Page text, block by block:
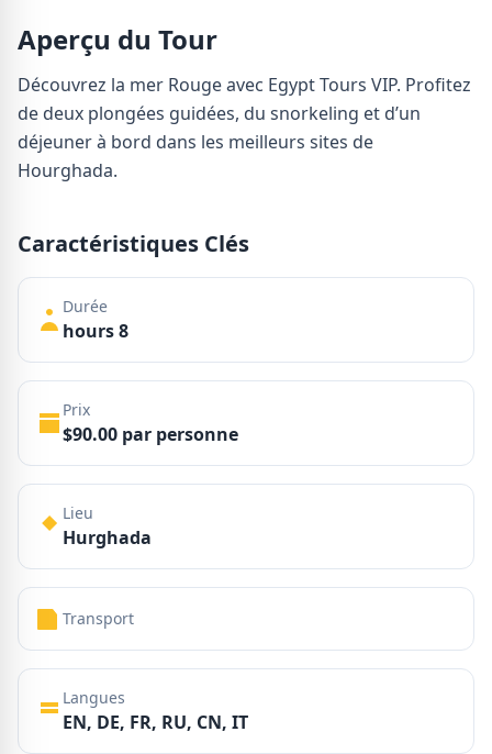
Aperçu du Tour
Découvrez la mer Rouge avec Egypt Tours VIP. Profitez
de deux plongées guidées, du snorkeling et d’un
déjeuner à bord dans les meilleurs sites de
Hourghada.
Caractéristiques Clés
Durée
hours 8
Prix
$90.00 par personne
Lieu
Hurghada
Transport
Langues
EN, DE, FR, RU, CN, IT